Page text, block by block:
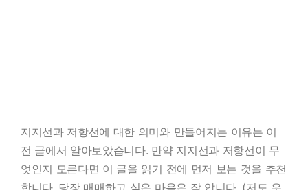
지지선과 저항선에 대한 의미와 만들어지는 이유는 이
전 글에서 알아보았습니다. 만약 지지선과 저항선이 무
엇인지 모른다면 이 글을 읽기 전에 먼저 보는 것을 추천
합니다. 당장 매매하고 싶은 마음은 잘 압니다. (저도 우